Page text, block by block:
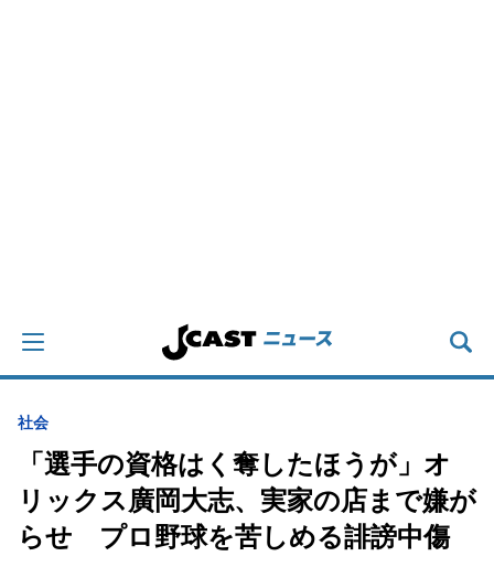
社会
「選手の資格はく奪したほうが」オ
リックス廣岡大志、実家の店まで嫌が
らせ プロ野球を苦しめる誹謗中傷